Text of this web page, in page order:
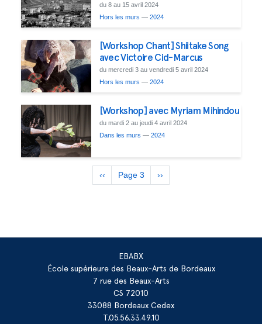
du 8 au 15 avril 2024
Hors les murs — 2024
[Workshop Chant] Shiitake Song
avec Victoire Cid-Marcus
du mercredi 3 au vendredi 5 avril 2024
Hors les murs — 2024
[Workshop] avec Myriam Mihindou
du mardi 2 au jeudi 4 avril 2024
Dans les murs — 2024
Pagination
Page
précédente
‹‹ Page 3
Page
suivante
››
EBABX
École supérieure des Beaux-Arts de Bordeaux
7 rue des Beaux-Arts
CS 72010
33088 Bordeaux Cedex
T.05.56.33.49.10